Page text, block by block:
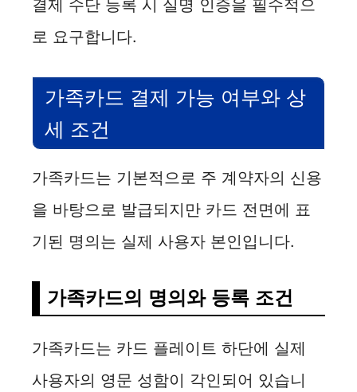
결제 수단 등록 시 실명 인증을 필수적으
로 요구합니다.
가족카드 결제 가능 여부와 상
세 조건
가족카드는 기본적으로 주 계약자의 신용
을 바탕으로 발급되지만 카드 전면에 표
기된 명의는 실제 사용자 본인입니다.
가족카드의 명의와 등록 조건
가족카드는 카드 플레이트 하단에 실제
사용자의 영문 성함이 각인되어 있습니